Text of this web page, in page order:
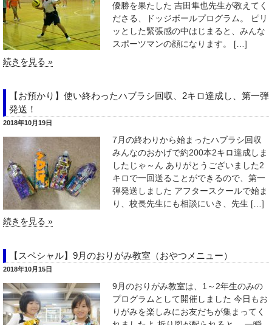
優勝を果たした 吉田隼也先生が教えてく
ださる、ドッジボールプログラム。 ピリ
ッとした緊張感の中はじまると、みんな
スポーツマンの顔になります。 […]
続きを見る »
【お預かり】使い終わったハブラシ回収、2キロ達成し、第一弾
発送！
2018年10月19日
7月の終わりから始まったハブラシ回収
みんなのおかげで約200本2キロ達成しま
したじゃ～ん ありがとうございました2
キロで一回送ることができるので、第一
弾発送しました アフタースクールで始ま
り、校長先生にも相談にいき、先生 […]
続きを見る »
【スペシャル】9月のおりがみ教室（おやつメニュー）
2018年10月15日
9月のおりがみ教室は、1～2年生のみの
プログラムとして開催しました 今日もお
りがみを楽しみにお友だちが集まってく